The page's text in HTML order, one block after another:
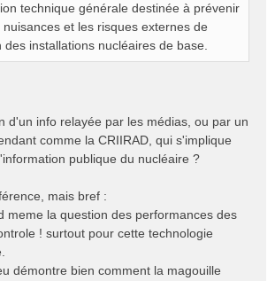
technique générale destinée à prévenir
et les risques externes de
des installations nucléaires de base.
d'un info relayée par les médias, ou par un
comme la CRIIRAD, qui s'implique
publique du nucléaire ?
mais bref :
meme la question des performances des
! surtout pour cette technologie
démontre bien comment la magouille